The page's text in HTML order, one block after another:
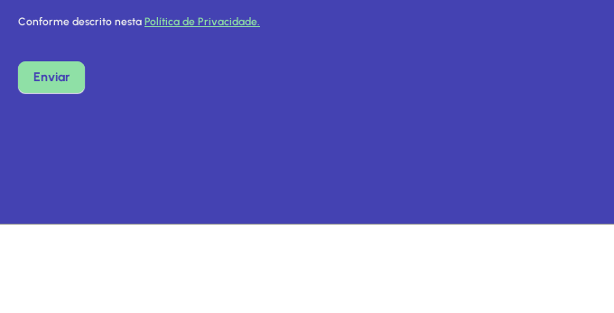
Conforme descrito nesta Política de Privacidade.
Enviar